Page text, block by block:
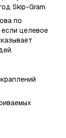
Skip-Gram.
по
целевое